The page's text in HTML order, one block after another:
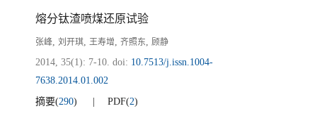
熔分钛渣喷煤还原试验
张峰, 刘开琪, 王寿增, 齐照东, 顾静
2014, 35(1): 7-10. doi: 10.7513/j.issn.1004-
7638.2014.01.002
摘要(290) PDF(2)